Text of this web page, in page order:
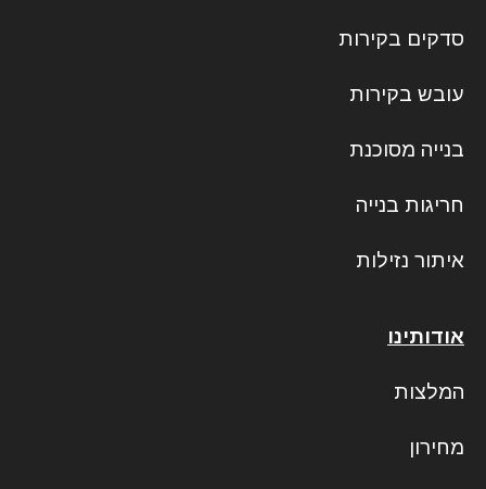
סדקים בקירות
עובש בקירות
בנייה מסוכנת
חריגות בנייה
איתור נזילות
אודותינו
המלצות
מחירון